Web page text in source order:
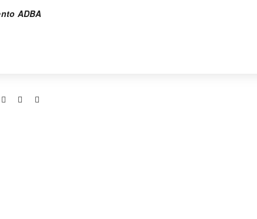
ADBA